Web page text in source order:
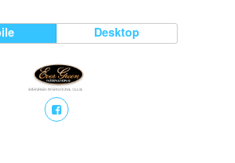
Desktop